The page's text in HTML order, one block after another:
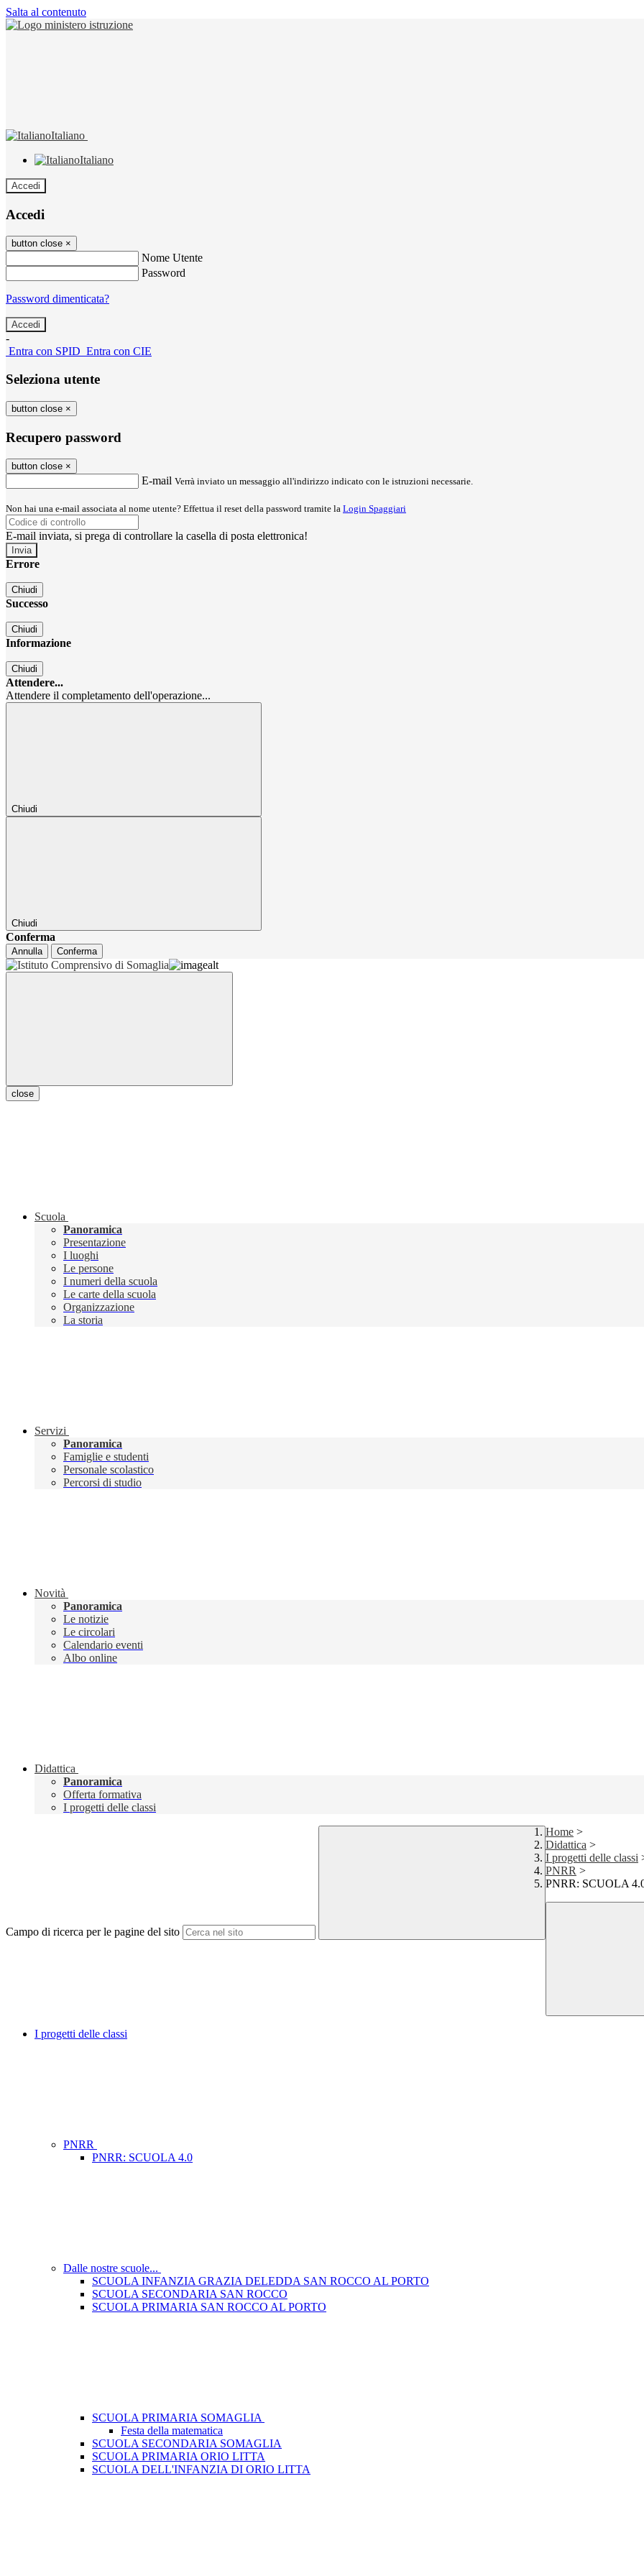
Salta al contenuto
Italiano
Italiano
Accedi
Accedi
button close ×
Nome Utente
Password
Password dimenticata?
-
Entra con SPID Entra con CIE
Seleziona utente
button close ×
Recupero password
button close ×
E-mail Verrà inviato un messaggio all'indirizzo indicato con le istruzioni necessarie.
Non hai una e-mail associata al nome utente? Effettua il reset della password tramite la Login Spaggiari
E-mail inviata, si prega di controllare la casella di posta elettronica!
Errore
Chiudi
Successo
Chiudi
Informazione
Chiudi
Attendere...
Attendere il completamento dell'operazione...
Chiudi
Chiudi
Conferma
Annulla Conferma
close
Scuola
Panoramica
Presentazione
I luoghi
Le persone
I numeri della scuola
Le carte della scuola
Organizzazione
La storia
Servizi
Panoramica
Famiglie e studenti
Personale scolastico
Percorsi di studio
Novità
Panoramica
Le notizie
Le circolari
Calendario eventi
Albo online
Didattica
Panoramica
Offerta formativa
I progetti delle classi
Campo di ricerca per le pagine del sito
Home >
Didattica >
I progetti delle classi
PNRR >
PNRR: SCUOLA
I progetti delle classi
PNRR
PNRR: SCUOLA 4.0
Dalle nostre scuole...
SCUOLA INFANZIA GRAZIA DELEDDA SAN ROCCO AL PORTO
SCUOLA SECONDARIA SAN ROCCO
SCUOLA PRIMARIA SAN ROCCO AL PORTO
SCUOLA PRIMARIA SOMAGLIA
Festa della matematica
SCUOLA SECONDARIA SOMAGLIA
SCUOLA PRIMARIA ORIO LITTA
SCUOLA DELL'INFANZIA DI ORIO LITTA